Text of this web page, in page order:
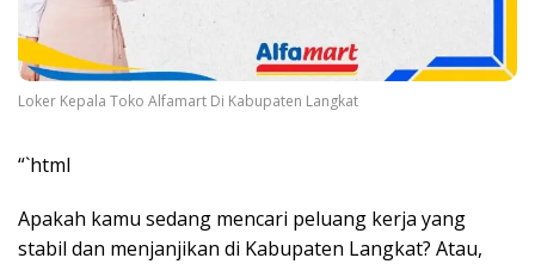
Loker Kepala Toko Alfamart Di Kabupaten Langkat
“`html
Apakah kamu sedang mencari peluang kerja yang
stabil dan menjanjikan di Kabupaten Langkat? Atau,